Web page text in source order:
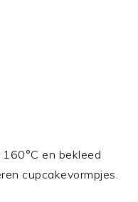
en bekleed
cupcakevormpjes.